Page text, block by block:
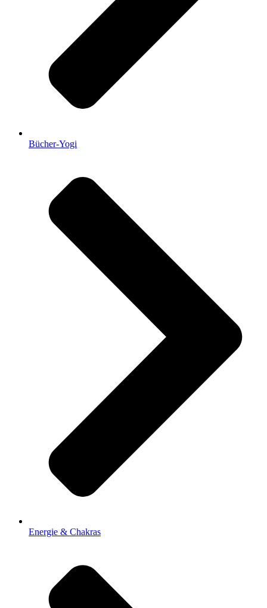
Bücher-Yogi
Energie & Chakras